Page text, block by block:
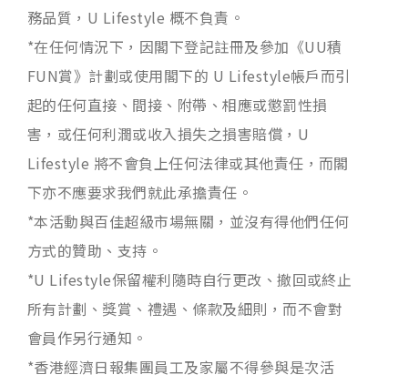
務品質，U Lifestyle 概不負責。
*在任何情況下，因閣下登記註冊及參加《UU積
FUN賞》計劃或使用閣下的 U Lifestyle帳戶而引
起的任何直接、間接、附帶、相應或懲罰性損
害，或任何利潤或收入損失之損害賠償，U
Lifestyle 將不會負上任何法律或其他責任，而閣
下亦不應要求我們就此承擔責任。
*本活動與百佳超級市場無關，並沒有得他們任何
方式的贊助、支持。
*U Lifestyle保留權利隨時自行更改、撤回或終止
所有計劃、獎賞、禮遇、條款及細則，而不會對
會員作另行通知。
*香港經濟日報集團員工及家屬不得參與是次活